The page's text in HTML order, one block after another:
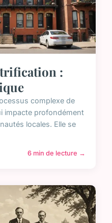
:
complexe de
impacte profondément
locales. Elle se
6 min de lecture →